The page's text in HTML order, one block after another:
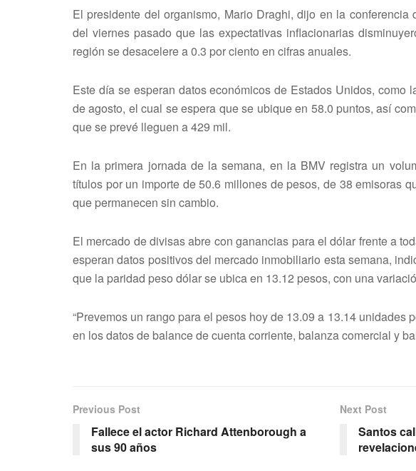
El presidente del organismo, Mario Draghi, dijo en la
del viernes pasado que las expectativas inflacionarias
región se desacelere a 0.3 por ciento en cifras anuales.
Este día se esperan datos económicos de Estados Unidos, como
de agosto, el cual se espera que se ubique en 58.0 puntos, así
que se prevé lleguen a 429 mil.
En la primera jornada de la semana, en la BMV registra un
títulos por un importe de 50.6 millones de pesos, de 38 emisoras
que permanecen sin cambio.
El mercado de divisas abre con ganancias para el dólar frente a
esperan datos positivos del mercado inmobiliario esta semana,
que la paridad peso dólar se ubica en 13.12 pesos, con una
“Prevemos un rango para el pesos hoy de 13.09 a 13.14 unidades
en los datos de balance de cuenta corriente, balanza comercial y
Previous Post
Fallece el actor Richard Attenborough a
sus 90 años
Next Post
Santos